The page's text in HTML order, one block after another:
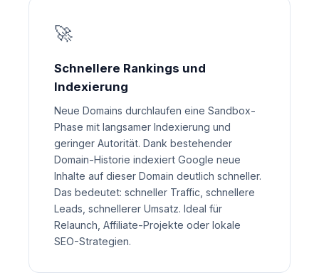
🚀
Schnellere Rankings und
Indexierung
Neue Domains durchlaufen eine Sandbox-
Phase mit langsamer Indexierung und
geringer Autorität. Dank bestehender
Domain-Historie indexiert Google neue
Inhalte auf dieser Domain deutlich schneller.
Das bedeutet: schneller Traffic, schnellere
Leads, schnellerer Umsatz. Ideal für
Relaunch, Affiliate-Projekte oder lokale
SEO-Strategien.